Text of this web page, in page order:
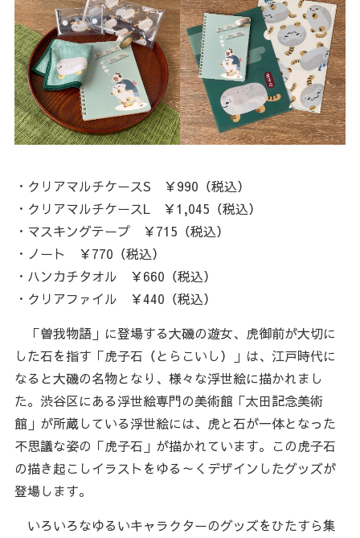
・クリアマルチケースS ￥990（税込）
・クリアマルチケースL ￥1,045（税込）
・マスキングテープ ￥715（税込）
・ノート ￥770（税込）
・ハンカチタオル ￥660（税込）
・クリアファイル ￥440（税込）
「曽我物語」に登場する大磯の遊女、虎御前が大切に
した石を指す「虎子石（とらこいし）」は、江戸時代に
なると大磯の名物となり、様々な浮世絵に描かれまし
た。渋谷区にある浮世絵専門の美術館「太田記念美術
館」が所蔵している浮世絵には、虎と石が一体となった
不思議な姿の「虎子石」が描かれています。この虎子石
の描き起こしイラストをゆる～くデザインしたグッズが
登場します。
いろいろなゆるいキャラクターのグッズをひたすら集